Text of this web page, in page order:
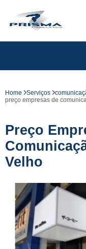
Home Serviços
preço empresas de
Preço
Velho